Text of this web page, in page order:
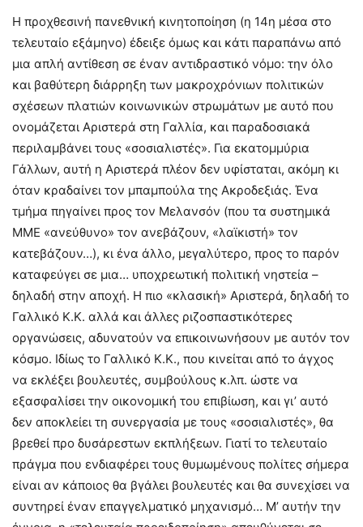
Η προχθεσινή πανεθνική κινητοποίηση (η 14η μέσα στο
τελευταίο εξάμηνο) έδειξε όμως και κάτι παραπάνω από
μια απλή αντίθεση σε έναν αντιδραστικό νόμο: την όλο
και βαθύτερη διάρρηξη των μακροχρόνιων πολιτικών
σχέσεων πλατιών κοινωνικών στρωμάτων με αυτό που
ονομάζεται Αριστερά στη Γαλλία, και παραδοσιακά
περιλαμβάνει τους «σοσιαλιστές». Για εκατομμύρια
Γάλλων, αυτή η Αριστερά πλέον δεν υφίσταται, ακόμη κι
όταν κραδαίνει τον μπαμπούλα της Ακροδεξιάς. Ένα
τμήμα πηγαίνει προς τον Μελανσόν (που τα συστημικά
ΜΜΕ «ανεύθυνο» τον ανεβάζουν, «λαϊκιστή» τον
κατεβάζουν…), κι ένα άλλο, μεγαλύτερο, προς το παρόν
καταφεύγει σε μια… υποχρεωτική πολιτική νηστεία –
δηλαδή στην αποχή. Η πιο «κλασική» Αριστερά, δηλαδή το
Γαλλικό Κ.Κ. αλλά και άλλες ριζοσπαστικότερες
οργανώσεις, αδυνατούν να επικοινωνήσουν με αυτόν τον
κόσμο. Ιδίως το Γαλλικό Κ.Κ., που κινείται από το άγχος
να εκλέξει βουλευτές, συμβούλους κ.λπ. ώστε να
εξασφαλίσει την οικονομική του επιβίωση, και γι’ αυτό
δεν αποκλείει τη συνεργασία με τους «σοσιαλιστές», θα
βρεθεί προ δυσάρεστων εκπλήξεων. Γιατί το τελευταίο
πράγμα που ενδιαφέρει τους θυμωμένους πολίτες σήμερα
είναι αν κάποιος θα βγάλει βουλευτές και θα συνεχίσει να
συντηρεί έναν επαγγελματικό μηχανισμό… Μ’ αυτήν την